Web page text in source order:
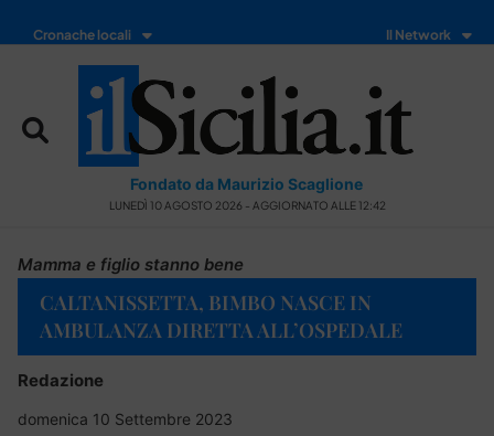
Cronache locali Il Network
Fondato da Maurizio Scaglione
LUNEDÌ 10 AGOSTO 2026 - AGGIORNATO ALLE 12:42
Mamma e figlio stanno bene
CALTANISSETTA, BIMBO NASCE IN
AMBULANZA DIRETTA ALL’OSPEDALE
Redazione
domenica 10 Settembre 2023